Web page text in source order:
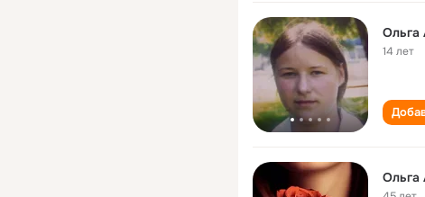
Ольга
14 лет
Ольга